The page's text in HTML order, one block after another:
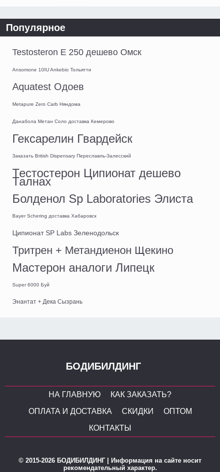
Популярное
Testosteron E 250 дешево Омск
Ansomone 10IU Ankebio Тольятти
Aquatest Одоев
Metapure Zero Carb Няндома
Данабола Метан Соло доставка Кемерово
Гексарелин Гвардейск
Заказать British Dispensary Переславль-Залесский
Тестостерон Ципионат дешево
Талнах
Болденол Sp Laboratories Элиста
Bayer Schering доставка Хабаровск
Ципионат SP Labs Зеленодольск
Тритрен + Метандиенон Щекино
Мастерон аналоги Липецк
Super 6000 Буй
Энантат + Дека Сызрань
БОДИБИЛДИНГ
НА ГЛАВНУЮ
КАК ЗАКАЗАТЬ?
ОПЛАТА И ДОСТАВКА
СКИДКИ
ОПТОМ
КОНТАКТЫ
© 2015-2026 БОДИБИЛДИНГ | Информация на сайте носит
рекомендательный характер.